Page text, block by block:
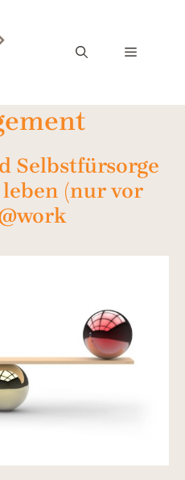
Selbstfürsorge
(nur vor